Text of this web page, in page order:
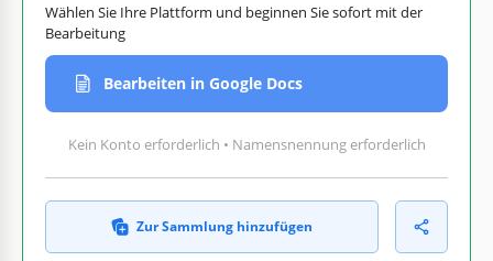
Wählen Sie Ihre Plattform und beginnen Sie sofort mit der
Bearbeitung
Bearbeiten in Google Docs
Kein Konto erforderlich • Namensnennung erforderlich
Zur Sammlung hinzufügen